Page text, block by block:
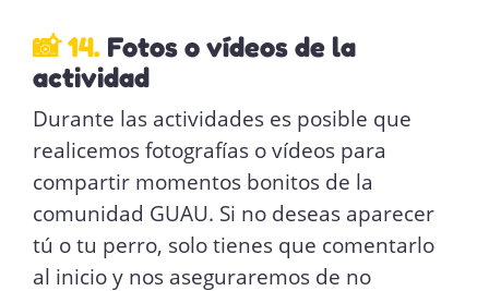
📸 14. Fotos o vídeos de la
actividad
Durante las actividades es posible que
realicemos fotografías o vídeos para
compartir momentos bonitos de la
comunidad GUAU. Si no deseas aparecer
tú o tu perro, solo tienes que comentarlo
al inicio y nos aseguraremos de no